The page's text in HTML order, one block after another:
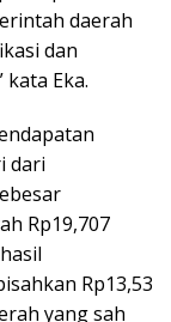
daerah
dan
Eka.
dari
Rp19,707
Rp13,53
yang sah